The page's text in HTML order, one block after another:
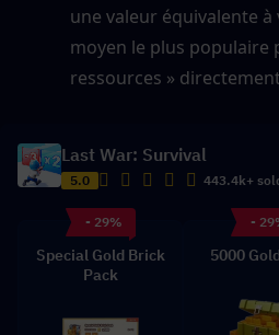
une valeur équivalente à
moyen le plus populaire
ressources »
Last War: Survival
5.0 443.4k+
- 29%
Special Gold Brick
Pack
-
5000